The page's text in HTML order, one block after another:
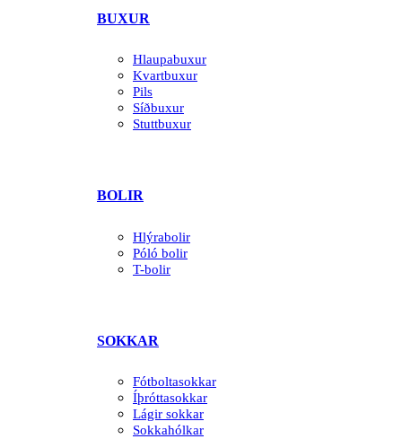
BUXUR
Hlaupabuxur
Kvartbuxur
Pils
Síðbuxur
Stuttbuxur
BOLIR
Hlýrabolir
Póló bolir
T-bolir
SOKKAR
Fótboltasokkar
Íþróttasokkar
Lágir sokkar
Sokkahólkar